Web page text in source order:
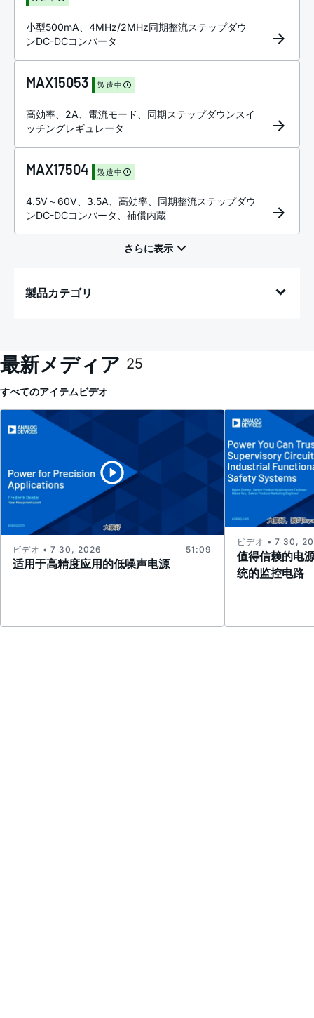
小型500mA、4MHz/2MHz同期整流ステップダウ
ンDC-DCコンバータ
MAX15053 製造中
高効率、2A、電流モード、同期ステップダウンスイ
ッチングレギュレータ
MAX17504 製造中
4.5V～60V、3.5A、高効率、同期整流ステップダウ
ンDC-DCコンバータ、補償内蔵
製品カテゴリ
最新メディア 25
すべてのアイテムビデオ
适用于高精度应用的低噪声电源
ビデオ • 7 30, 2026 51:09
值得信赖的电
统的监控电路
ビデオ • 7 30,